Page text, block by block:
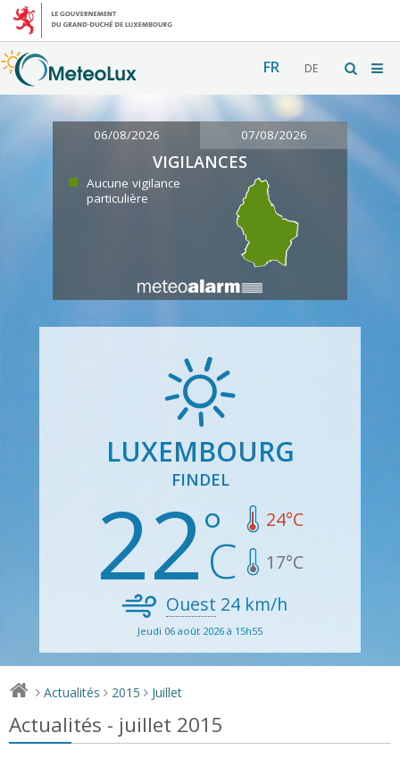
FR DE
06/08/2026 07/08/2026
VIGILANCES
Aucune vigilance
particulière
LUXEMBOURG
FINDEL
22 24°C
17°C
Ouest 24 km/h
Jeudi 06 août 2026 à 15h55
> Actualités > 2015 > Juillet
Actualités - juillet 2015